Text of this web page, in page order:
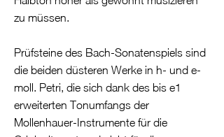
zu müssen.
Prüfsteine des Bach-Sonatenspiels sind
die beiden düsteren Werke in h- und e-
moll. Petri, die sich dank des bis e1
erweiterten Tonumfangs der
Mollenhauer-Instrumente für die